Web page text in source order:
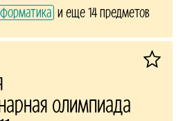
и еще 14 предметов
олимпиада